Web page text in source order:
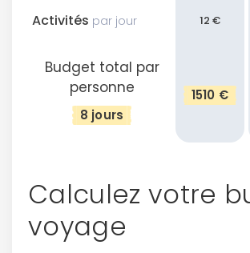
Activités par jour 12 €
Budget total par
personne
8 jours
1510 €
Calculez votre
voyage